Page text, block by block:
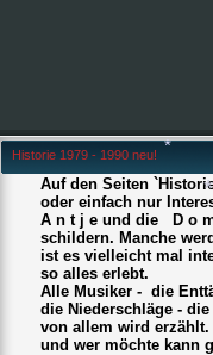
Historie 1979 - 1990 neu!
Auf den Seiten `Historie`
oder einfach nur
A n t j e und die D o m
schildern. Manche
ist es vielleicht mal
so alles erlebt.
Alle Musiker - die
die Niederschläge - die
von allem wird erzählt.
und wer möchte kann
* *